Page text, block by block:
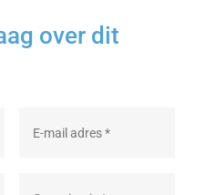
over dit